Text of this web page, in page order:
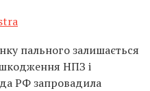
пального залишається
НПЗ і
РФ запровадила